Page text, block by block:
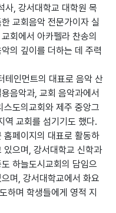
사, 강서대학교 대학원 목
교회음악 전문가이자 실
회에서 아카펠라 찬송의
의 깊이를 더하는 데 주력
테인먼트의 대표로 음악 산
음악과, 교회 음악과에서
도의교회와 제주 중앙그
역 교회를 섬기기도 했다.
홈페이지의 대표로 활동하
있으며, 강서대학교 신학과
하늘도시교회의 담임으
며, 강서대학교에서 화요
하며 학생들에게 영적 지